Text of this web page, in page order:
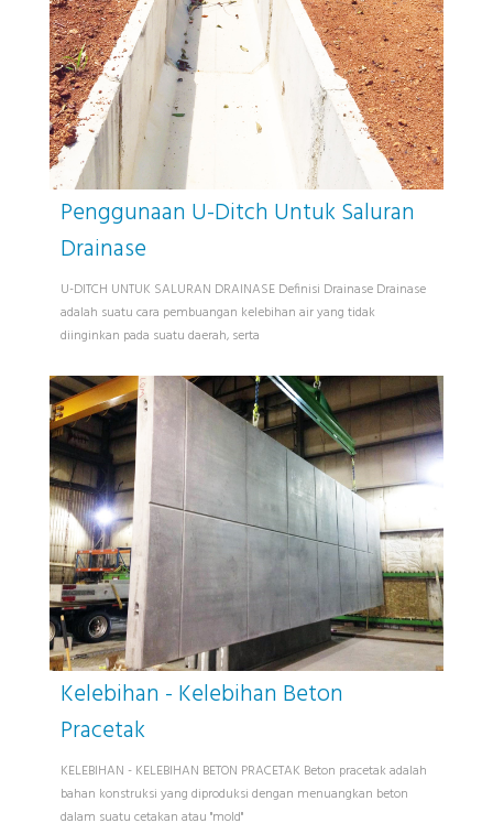
Penggunaan U-Ditch Untuk Saluran
Drainase
U-DITCH UNTUK SALURAN DRAINASE Definisi Drainase Drainase
adalah suatu cara pembuangan kelebihan air yang tidak
diinginkan pada suatu daerah, serta
Kelebihan - Kelebihan Beton
Pracetak
KELEBIHAN - KELEBIHAN BETON PRACETAK Beton pracetak adalah
bahan konstruksi yang diproduksi dengan menuangkan beton
dalam suatu cetakan atau "mold"